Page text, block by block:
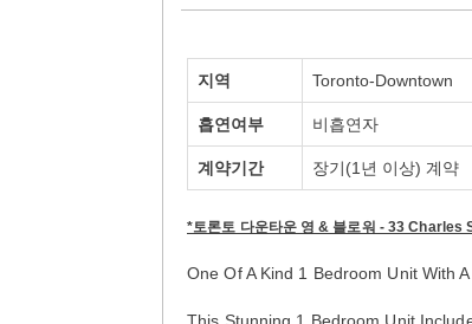
지역 Toronto-Downtown
흡연여부 비흡연자
계약기간 장기(1년 이상) 계약
*토론토 다운타운 영 & 블로워 - 33
One Of A Kind 1 Bedroom Unit With